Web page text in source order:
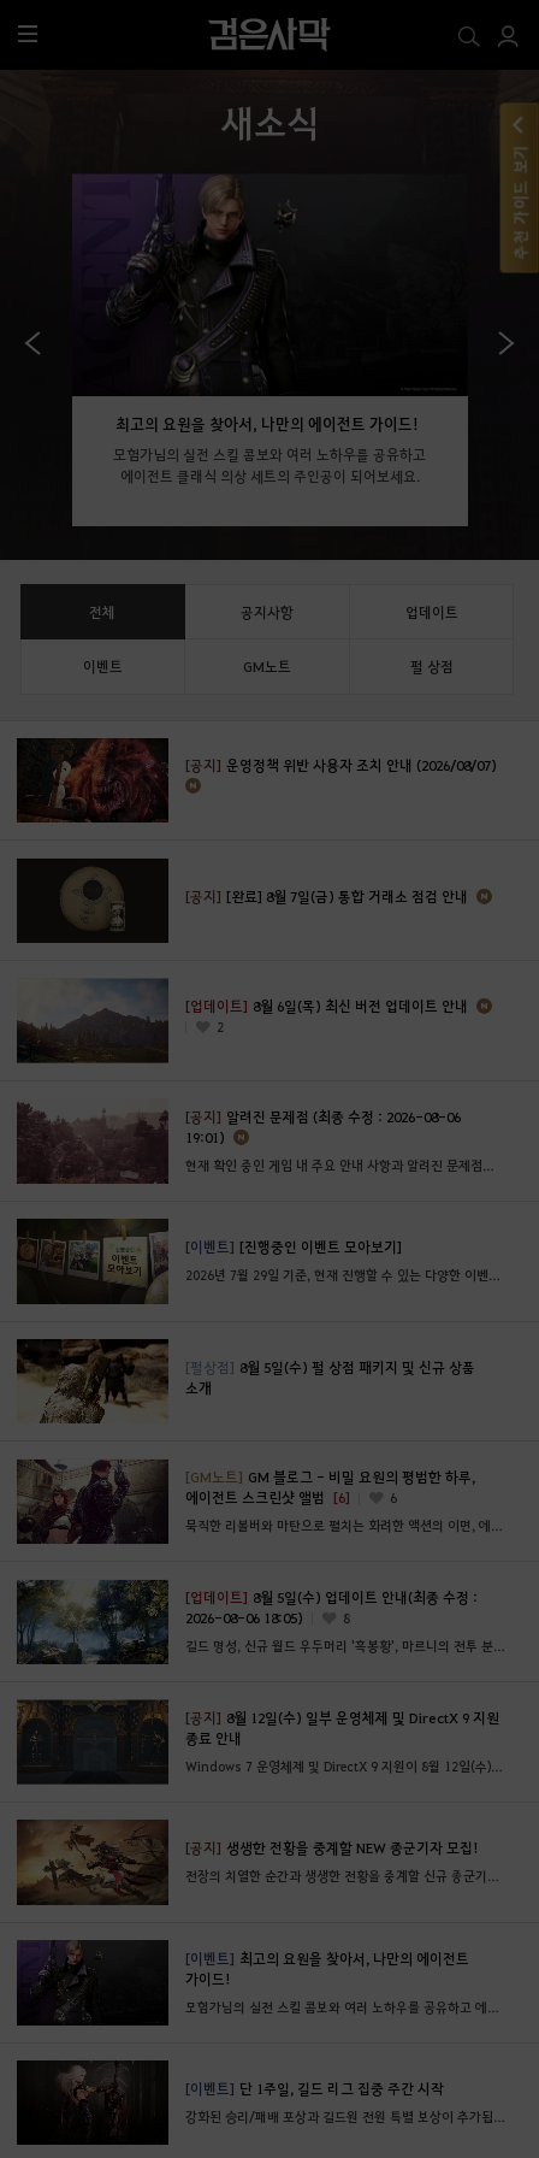
전
체
새소식
최고의 요원을 찾아서, 나만의 에이전트 가이드!
모험가님의 실전 스킬 콤보와 여러 노하우를 공유하고
에이전트 클래식 의상 세트의 주인공이 되어보세요.
전체 공지사항 업데이트
이벤트 GM노트 펄 상점
[공지] 운영정책 위반 사용자 조치 안내 (2026/08/07)
[공지] [완료] 8월 7일(금) 통합 거래소 점검 안내
[업데이트] 8월 6일(목) 최신 버전 업데이트 안내
2
[공지] 알려진 문제점 (최종 수정 : 2026-08-06
19:01)
[이벤트] [진행중인 이벤트 모아보기]
2026년 7월 29일 기준, 현재 진행할 수 있는 다양한 이벤트와 혜택들을 한 눈에 확인해보세요!
[펄상점] 8월 5일(수) 펄 상점 패키지 및 신규 상품
소개
[GM노트] GM 블로그 - 비밀 요원의 평범한 하루,
에이전트 스크린샷 앨범
[6]
6
묵직한 리볼버와 마탄으로 펼치는 화려한 액션의 이면, 에이전트와의 평범한 모험의 순간
[업데이트] 8월 5일(수) 업데이트 안내(최종 수정 :
2026-08-06 18:05)
8
길드 명성, 신규 월드 우두머리 '흑봉황', 마르니의 전투 분석기, 길드 리그 집중 주간 등의 업데이트
[공지] 8월 12일(수) 일부 운영체제 및 DirectX 9 지원
종료 안내
Windows 7 운영체제 및 DirectX 9 지원이 8월 12일(수) 종료될 예정입니다.
[공지] 생생한 전황을 중계할 NEW 종군기자 모집!
전장의 치열한 순간과 생생한 전황을 중계할 신규 종군기자를 추가 모집합니다!
[이벤트] 최고의 요원을 찾아서, 나만의 에이전트
가이드!
[이벤트] 단 1주일, 길드 리그 집중 주간 시작
강화된 승리/패배 포상과 길드원 전원 특별 보상이 추가됩니다.
추천 가이드 보기